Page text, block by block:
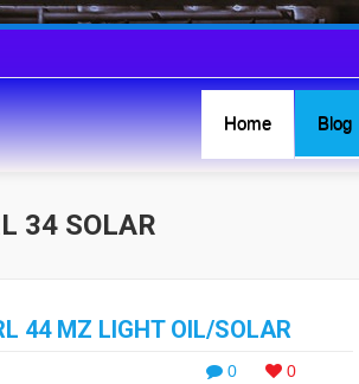
Home Blog
34 SOLAR
44 MZ LIGHT OIL/SOLAR
0 0